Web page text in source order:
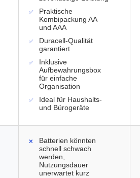
Praktische
Kombipackung AA
und AAA
Duracell-Qualität
garantiert
Inklusive
Aufbewahrungsbox
für einfache
Organisation
Ideal für Haushalts-
und Bürogeräte
Batterien könnten
schnell schwach
werden,
Nutzungsdauer
unerwartet kurz